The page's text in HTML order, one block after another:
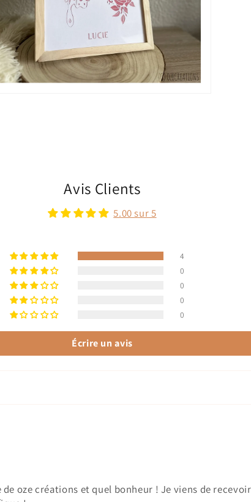
Avis Clients
5.00 sur 5
4
0
0
0
0
Écrire un avis
oze créations et quel bonheur ! Je viens de